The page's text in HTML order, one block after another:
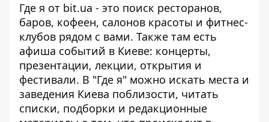
Где я от bit.ua - это поиск ресторанов,
баров, кофеен, салонов красоты и фитнес-
клубов рядом с вами. Также там есть
афиша событий в Киеве: концерты,
презентации, лекции, открытия и
фестивали. В "Где я" можно искать места и
заведения Киева поблизости, читать
списки, подборки и редакционные